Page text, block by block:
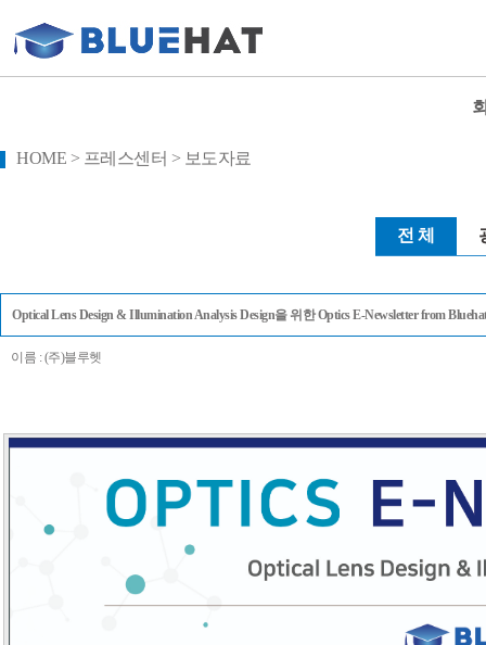
HOME > 프레스센터 > 보도자료
전 체
Optical Lens Design & Illumination Analysis Design을 위한 Optics E-Newsletter from
이름 : (주)블루헷